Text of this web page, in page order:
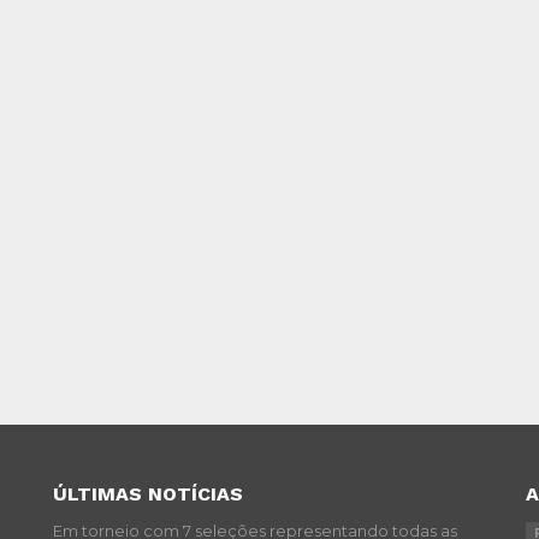
ÚLTIMAS NOTÍCIAS
Em torneio com 7 seleções representando todas as